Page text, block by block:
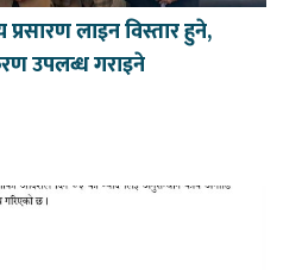
प्रसारण लाइन विस्तार हुने,
उपलब्ध गराइने